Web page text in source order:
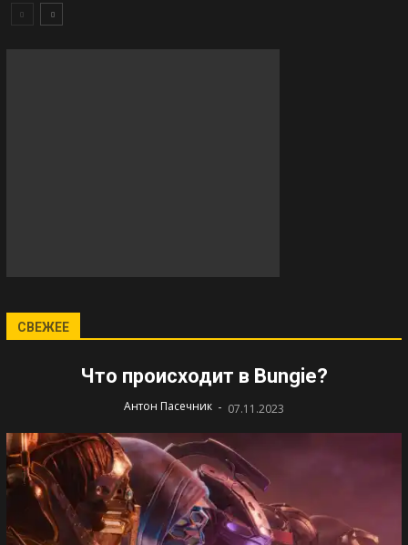
СВЕЖЕЕ
Что происходит в Bungie?
Антон Пасечник - 07.11.2023